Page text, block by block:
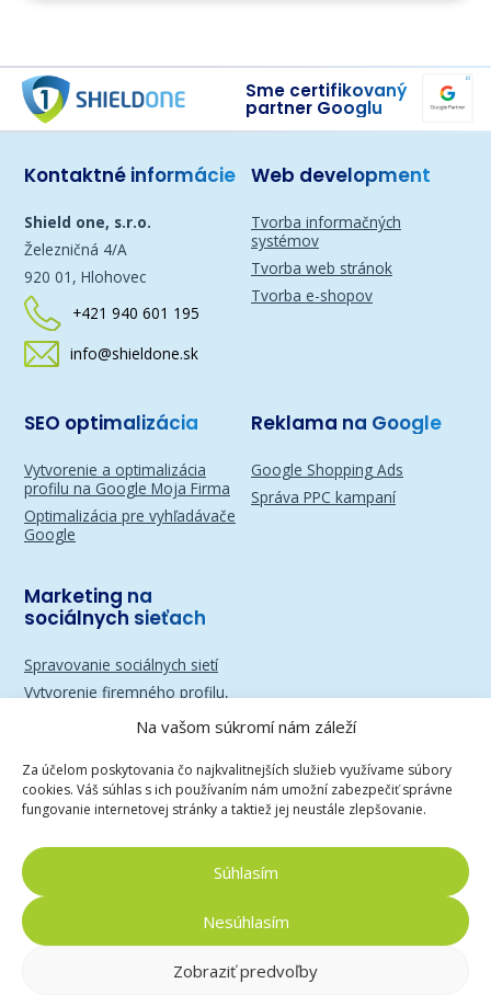
Na vašom súkromí nám záleží
Za účelom poskytovania čo najkvalitnejších služieb využívame súbory
cookies. Váš súhlas s ich používaním nám umožní zabezpečiť správne
fungovanie internetovej stránky a taktiež jej neustále zlepšovanie.
Súhlasím
Nesúhlasím
Zobraziť predvoľby
Sme certifikovaný
partner Googlu
Kontaktné informácie
Shield one, s.r.o.
Železničná 4/A
920 01, Hlohovec
+421 940 601 195
info@shieldone.sk
Web development
Tvorba informačných
systémov
Tvorba web stránok
Tvorba e-shopov
SEO optimalizácia
Vytvorenie a optimalizácia
profilu na Google Moja Firma
Optimalizácia pre vyhľadávače
Google
Reklama na Google
Google Shopping Ads
Správa PPC kampaní
Marketing na
sociálnych sieťach
Spravovanie sociálnych sietí
Vytvorenie firemného profilu,
Reklama na Instagrame
Reklama na Facebooku
Marketing na sociálnych
sieťach
ich zodpovieme